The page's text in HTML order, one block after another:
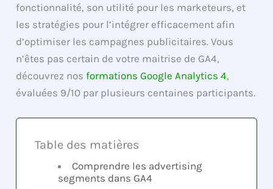
fonctionnalité, son utilité pour les marketeurs, et
les stratégies pour l’intégrer efficacement afin
d’optimiser les campagnes publicitaires. Vous
n’êtes pas certain de votre maitrise de GA4,
découvrez nos formations Google Analytics 4,
évaluées 9/10 par plusieurs centaines participants.
Table des matières
Comprendre les advertising
segments dans GA4